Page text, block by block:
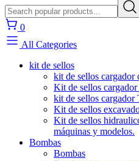
0
All Categories
kit de sellos
kit de sellos cargador
Kit de sellos cargador
kit de sellos
Kit de sellos
Kit de sellos
máquinas y modelos.
Bombas
Bombas